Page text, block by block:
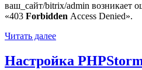
ваш_сайт/bitrix/admin возникает
«403 Forbidden Access Denied».
Читать далее
Настройка